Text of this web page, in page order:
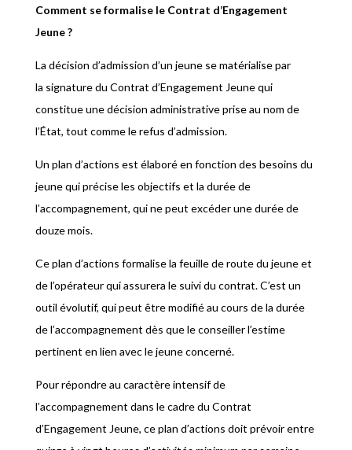
Comment se formalise le Contrat d’Engagement
Jeune ?
La décision d’admission d’un jeune se matérialise par
la signature du Contrat d’Engagement Jeune qui
constitue une décision administrative prise au nom de
l’État, tout comme le refus d’admission.
Un plan d’actions est élaboré en fonction des besoins du
jeune qui précise les objectifs et la durée de
l’accompagnement, qui ne peut excéder une durée de
douze mois.
Ce plan d’actions formalise la feuille de route du jeune et
de l’opérateur qui assurera le suivi du contrat. C’est un
outil évolutif, qui peut être modifié au cours de la durée
de l’accompagnement dès que le conseiller l’estime
pertinent en lien avec le jeune concerné.
Pour répondre au caractère intensif de
l’accompagnement dans le cadre du Contrat
d’Engagement Jeune, ce plan d’actions doit prévoir entre